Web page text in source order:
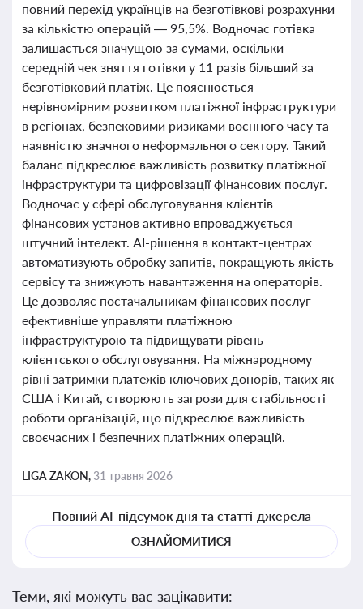
повний перехід українців на безготівкові розрахунки
за кількістю операцій — 95,5%. Водночас готівка
залишається значущою за сумами, оскільки
середній чек зняття готівки у 11 разів більший за
безготівковий платіж. Це пояснюється
нерівномірним розвитком платіжної інфраструктури
в регіонах, безпековими ризиками воєнного часу та
наявністю значного неформального сектору. Такий
баланс підкреслює важливість розвитку платіжної
інфраструктури та цифровізації фінансових послуг.
Водночас у сфері обслуговування клієнтів
фінансових установ активно впроваджується
штучний інтелект. AI-рішення в контакт-центрах
автоматизують обробку запитів, покращують якість
сервісу та знижують навантаження на операторів.
Це дозволяє постачальникам фінансових послуг
ефективніше управляти платіжною
інфраструктурою та підвищувати рівень
клієнтського обслуговування. На міжнародному
рівні затримки платежів ключових донорів, таких як
США і Китай, створюють загрози для стабільності
роботи організацій, що підкреслює важливість
своєчасних і безпечних платіжних операцій.
LIGA ZAKON,31 травня 2026
Повний AI-підсумок дня та статті-джерела
ОЗНАЙОМИТИСЯ
Теми, які можуть вас зацікавити: